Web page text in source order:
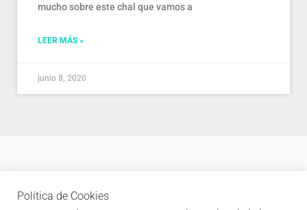
mucho sobre este chal que vamos a
LEER MÁS »
junio 8, 2020
Política de Cookies